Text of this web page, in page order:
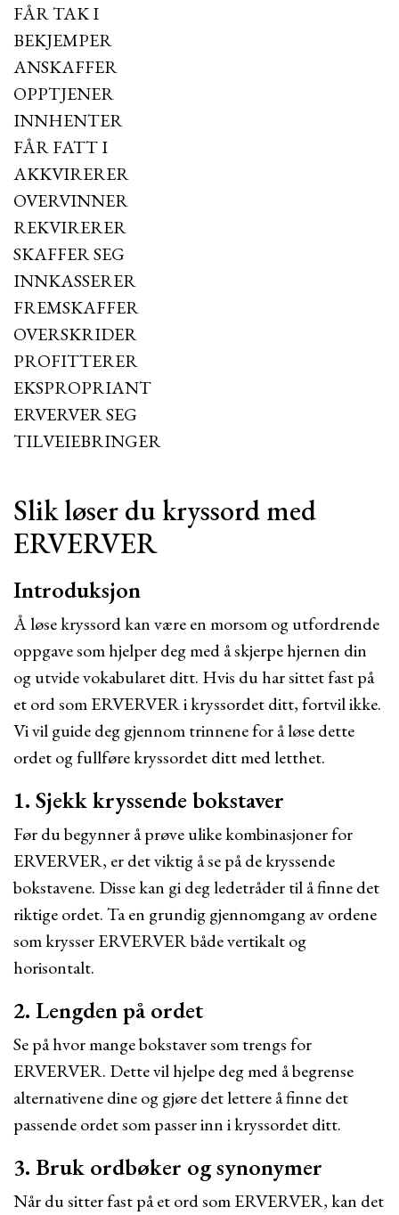
FÅR TAK I
BEKJEMPER
ANSKAFFER
OPPTJENER
INNHENTER
FÅR FATT I
AKKVIRERER
OVERVINNER
REKVIRERER
SKAFFER SEG
INNKASSERER
FREMSKAFFER
OVERSKRIDER
PROFITTERER
EKSPROPRIANT
ERVERVER SEG
TILVEIEBRINGER
Slik løser du kryssord med
ERVERVER
Introduksjon
Å løse kryssord kan være en morsom og utfordrende
oppgave som hjelper deg med å skjerpe hjernen din
og utvide vokabularet ditt. Hvis du har sittet fast på
et ord som ERVERVER i kryssordet ditt, fortvil ikke.
Vi vil guide deg gjennom trinnene for å løse dette
ordet og fullføre kryssordet ditt med letthet.
1. Sjekk kryssende bokstaver
Før du begynner å prøve ulike kombinasjoner for
ERVERVER, er det viktig å se på de kryssende
bokstavene. Disse kan gi deg ledetråder til å finne det
riktige ordet. Ta en grundig gjennomgang av ordene
som krysser ERVERVER både vertikalt og
horisontalt.
2. Lengden på ordet
Se på hvor mange bokstaver som trengs for
ERVERVER. Dette vil hjelpe deg med å begrense
alternativene dine og gjøre det lettere å finne det
passende ordet som passer inn i kryssordet ditt.
3. Bruk ordbøker og synonymer
Når du sitter fast på et ord som ERVERVER, kan det